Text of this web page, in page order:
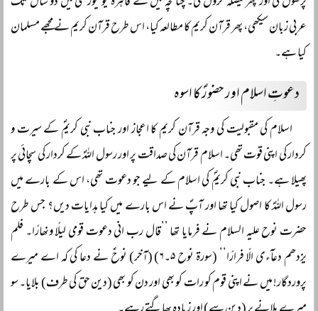
عربی زبان سیکھی، پھر قرآن کریم کا مطالعہ کیا، اس طرح قرآن کریم نے مجھے مسلمان
کیا ہے۔
دعوتِ اسلام اور حضورؐ کا اسوہ
اسلام کی مقبولیت کی وجہ قرآن کریم کا اعجاز اور جناب نبی کریمؐ کے سیرت و
کردار کی اپنی قوت تھی۔ اسلام قرآن کی صداقت پر اور رسول اللہؐ کے کردار کی سچائی پر
پھیلا ہے۔ جناب نبی کریمؐ کی اسلام کے لیے جو دعوت تھی، اس کے بارے میں
رسول اللہؐ کا اصول کیا تھا اور آپؐ نے اس بارے میں کیا ہدایات دیں؟ جس طرح
حضرت نوح علیہ السلام نے فرمایا تھا ’’قال رب انی دعوت قومی لیلًا ونھارًا۔ فلم
یزدھم دعآءی الّا فرارًا‘‘ (سورۃ نوح ۵۔۶) (آخر) نوحؑ نے دعا کی کہ اے میرے
پروردگار! میں نے اپنی قوم کو رات کو بھی اور دن کو بھی (دین حق کی طرف) بلایا۔ سو